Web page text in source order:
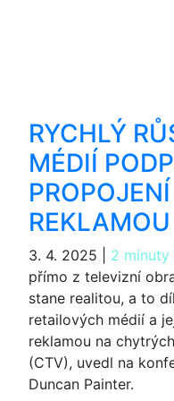
RYCHLÝ
MÉDIÍ
REKLAMOU
3. 4. 2025 2 minuty
přímo z televizní
stane realitou, a to
retailových médií a
reklamou na
(CTV), uvedl na
Duncan Painter.